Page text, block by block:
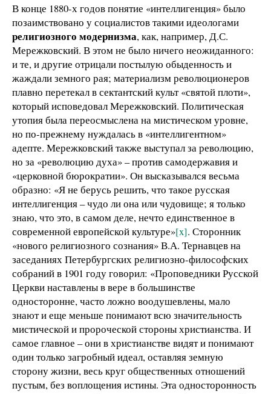
В конце 1880-х годов понятие «интеллигенция» было
позаимствовано у социалистов такими идеологами
религиозного модернизма, как, например, Д.С.
Мережковский. В этом не было ничего неожиданного:
и те, и другие отрицали постылую обыденность и
жаждали земного рая; материализм революционеров
плавно перетекал в сектантский культ «святой плоти»,
который исповедовал Мережковский. Политическая
утопия была переосмыслена на мистическом уровне,
но по-прежнему нуждалась в «интеллигентном»
адепте. Мережковский также выступал за революцию,
но за «революцию духа» – против самодержавия и
«церковной бюрократии». Он высказывался весьма
образно: «Я не берусь решить, что такое русская
интеллигенция – чудо ли она или чудовище; я только
знаю, что это, в самом деле, нечто единственное в
современной европейской культуре»[x]. Сторонник
«нового религиозного сознания» В.А. Тернавцев на
заседаниях Петербургских религиозно-философских
собраний в 1901 году говорил: «Проповедники Русской
Церкви наставлены в вере в большинстве
односторонне, часто ложно воодушевлены, мало
знают и еще меньше понимают всю значительность
мистической и пророческой стороны христианства. И
самое главное – они в христианстве видят и понимают
один только загробный идеал, оставляя земную
сторону жизни, весь круг общественных отношений
пустым, без воплощения истины. Эта односторонность